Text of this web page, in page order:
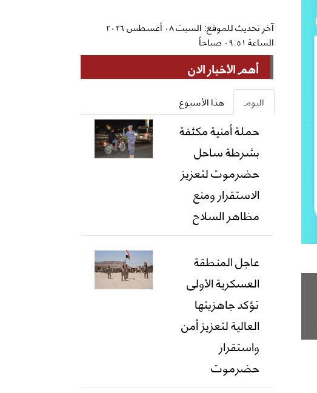
آخر تحديث للموقع: السبت ٠٨ أغسطس ٢٠٢٦
الساعة ٠٩:٥١ صباحاً
أهم الأخبار الان
اليوم هذا الأسبوع
حملة أمنية مكثفة
بشرطة ساحل
حضرموت لتعزيز
الاستقرار ومنع
مظاهر السلاح
عاجل المنطقة
العسكرية الأولى
تؤكد جاهزيتها
العالية لتعزيز أمن
واستقرار
حضرموت